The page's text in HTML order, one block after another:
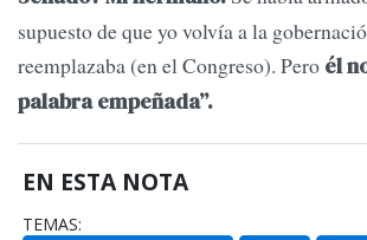
supuesto de que yo volvía a la
reemplazaba (en el Congreso). Pero él
palabra empeñada”.
EN ESTA NOTA
TEMAS: